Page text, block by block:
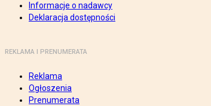
Informacje o nadawcy
Deklaracja dostępności
REKLAMA I PRENUMERATA
Reklama
Ogłoszenia
Prenumerata